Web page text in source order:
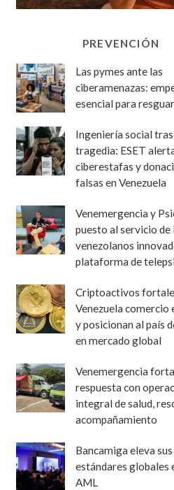
PREVENCIÓN
Las pymes ante las
ciberamenazas:
esencial para
Ingeniería social
tragedia: ESET
ciberestafas y
falsas en Venezuela
Venemergencia y
puesto al servicio de
venezolanos
plataforma de
Criptoactivos
Venezuela comercio
y posicionan al país
en mercado global
Venemergencia
respuesta con
integral de salud,
acompañamiento
Bancamiga eleva sus
estándares globales
AML